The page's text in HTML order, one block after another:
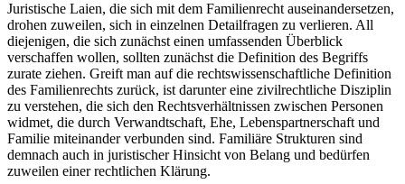
Juristische Laien, die sich mit dem Familienrecht auseinandersetzen,
drohen zuweilen, sich in einzelnen Detailfragen zu verlieren. All
diejenigen, die sich zunächst einen umfassenden Überblick
verschaffen wollen, sollten zunächst die Definition des Begriffs
zurate ziehen. Greift man auf die rechtswissenschaftliche Definition
des Familienrechts zurück, ist darunter eine zivilrechtliche Disziplin
zu verstehen, die sich den Rechtsverhältnissen zwischen Personen
widmet, die durch Verwandtschaft, Ehe, Lebenspartnerschaft und
Familie miteinander verbunden sind. Familiäre Strukturen sind
demnach auch in juristischer Hinsicht von Belang und bedürfen
zuweilen einer rechtlichen Klärung.